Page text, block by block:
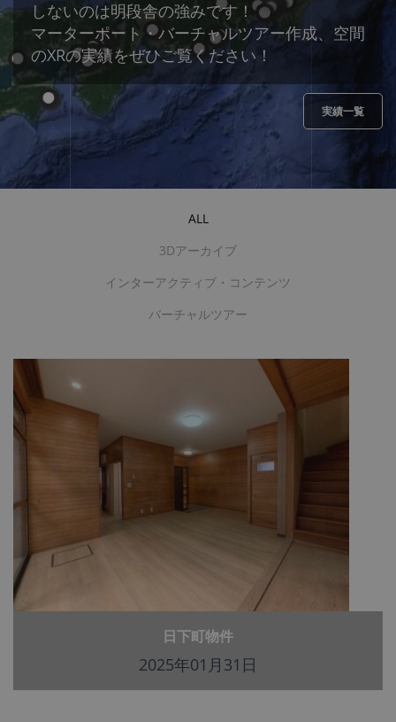
しないのは明段舎の強みです！
マーターポート・バーチャルツアー作成、空間
のXRの実績をぜひご覧ください！
実績一覧
ALL
3Dアーカイブ
インターアクティブ・コンテンツ
バーチャルツアー
日下町物件
2025年01月31日